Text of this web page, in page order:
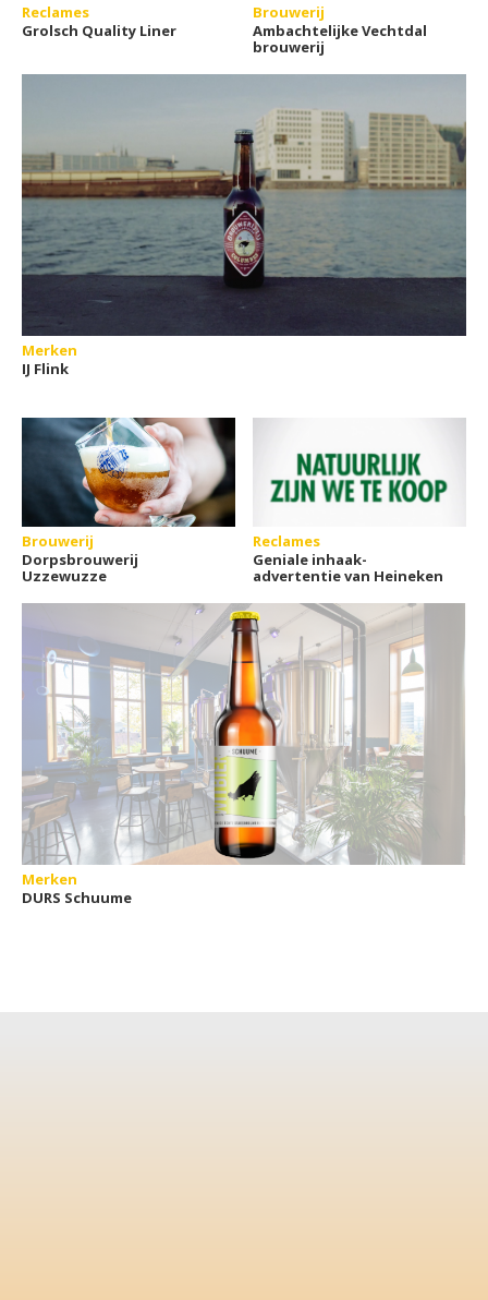
Reclames
Grolsch Quality Liner
Brouwerij
Ambachtelijke Vechtdal
brouwerij
Merken
IJ Flink
Brouwerij
Dorpsbrouwerij
Uzzewuzze
Reclames
Geniale inhaak-
advertentie van Heineken
Merken
DURS Schuume